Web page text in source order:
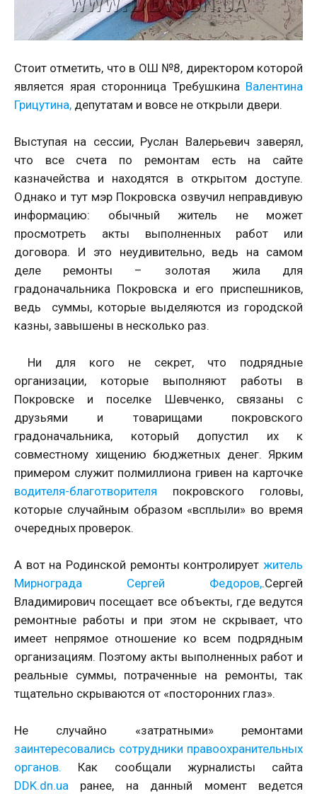
Стоит отметить, что в ОШ №8, директором которой
является ярая сторонница Требушкина Валентина
Грицутина, депутатам и вовсе не открыли двери.
Выступая на сессии, Руслан Валерьевич заверял,
что все счета по ремонтам есть на сайте
казначейства и находятся в открытом доступе.
Однако и тут мэр Покровска озвучил неправдивую
информацию: обычный житель не может
просмотреть акты выполненных работ или
договора. И это неудивительно, ведь на самом
деле ремонты – золотая жила для
градоначальника Покровска и его приспешников,
ведь суммы, которые выделяются из городской
казны, завышены в несколько раз.
Ни для кого не секрет, что подрядные
организации, которые выполняют работы в
Покровске и поселке Шевченко, связаны с
друзьями и товарищами покровского
градоначальника, который допустил их к
совместному хищению бюджетных денег. Ярким
примером служит полмиллиона гривен на карточке
водителя-благотворителя покровского головы,
которые случайным образом «всплыли» во время
очередных проверок.
А вот на Родинской ремонты контролирует житель
Мирнограда Сергей Федоров,.Сергей
Владимирович посещает все объекты, где ведутся
ремонтные работы и при этом не скрывает, что
имеет непрямое отношение ко всем подрядным
организациям. Поэтому акты выполненных работ и
реальные суммы, потраченные на ремонты, так
тщательно скрываются от «посторонних глаз».
Не случайно «затратными» ремонтами
заинтересовались сотрудники правоохранительных
органов. Как сообщали журналисты сайта
DDK.dn.ua ранее, на данный момент ведется